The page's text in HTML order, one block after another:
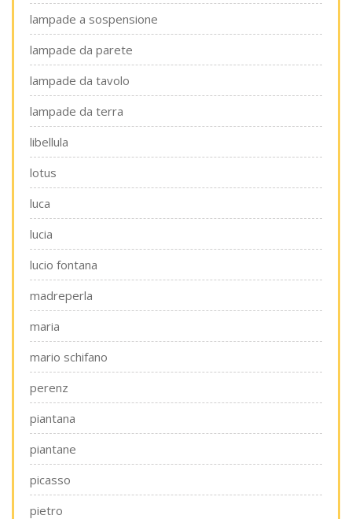
lampade a sospensione
lampade da parete
lampade da tavolo
lampade da terra
libellula
lotus
luca
lucia
lucio fontana
madreperla
maria
mario schifano
perenz
piantana
piantane
picasso
pietro